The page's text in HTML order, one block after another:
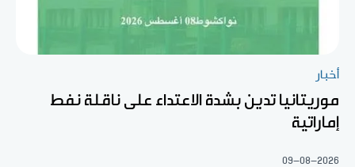
أخبار
موريتانيا تدين بشدة الاعتداء على ناقلة نفط
إماراتية
09-08-2026